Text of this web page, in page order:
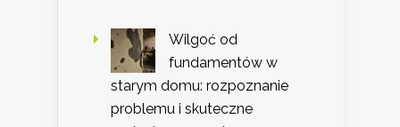
Wilgoć od
fundamentów w
starym domu: rozpoznanie
problemu i skuteczne